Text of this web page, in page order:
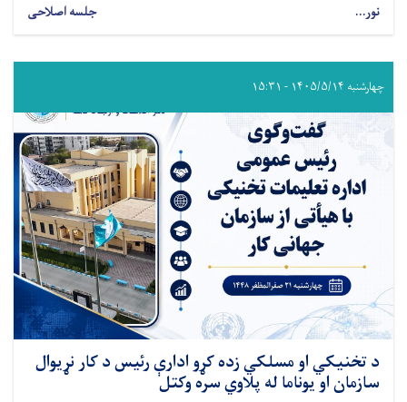
نور... جلسه اصلاحی
چهارشنبه ۱۴۰۵/۵/۱۴ - ۱۵:۳۱
د تخنیکي او مسلکي زده کړو ادارې رئیس د کار نړیوال
سازمان او یوناما له پلاوي سره وکتل